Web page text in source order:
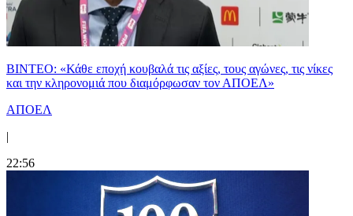
ΒΙΝΤΕΟ: «Κάθε εποχή κουβαλά τις αξίες, τους αγώνες, τις νίκες
και την κληρονομιά που διαμόρφωσαν τον ΑΠΟΕΛ»
ΑΠΟΕΛ
|
22:56